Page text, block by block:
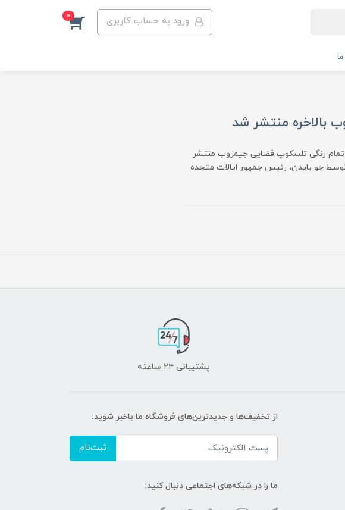
ورود به حساب کاربری 0
بالاخره منتشر شد
تمام رنگی تلسکوپ فضایی جیمزوب منتشر
جو بایدن، رئیس جمهور ایالات متحده
پشتیبانی ۲۴ ساعته
از تخفیف‌ها و جدیدترین‌های فروشگاه ما باخبر شوید:
ثبت‌نام
ما را در شبکه‌های اجتماعی دنبال کنید: